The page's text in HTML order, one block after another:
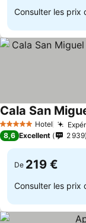
Consulter les prix
5 Étoiles Hotel
8,6 Excellent 2 939
De 219 €
Consulter les prix